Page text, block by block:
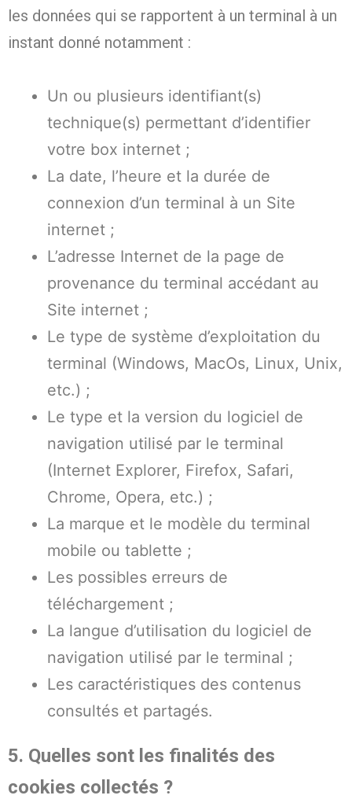
les données qui se rapportent à un terminal à un
instant donné notamment :
Un ou plusieurs identifiant(s)
technique(s) permettant d’identifier
votre box internet ;
La date, l’heure et la durée de
connexion d’un terminal à un Site
internet ;
L’adresse Internet de la page de
provenance du terminal accédant au
Site internet ;
Le type de système d’exploitation du
terminal (Windows, MacOs, Linux, Unix,
etc.) ;
Le type et la version du logiciel de
navigation utilisé par le terminal
(Internet Explorer, Firefox, Safari,
Chrome, Opera, etc.) ;
La marque et le modèle du terminal
mobile ou tablette ;
Les possibles erreurs de
téléchargement ;
La langue d’utilisation du logiciel de
navigation utilisé par le terminal ;
Les caractéristiques des contenus
consultés et partagés.
5. Quelles sont les finalités des
cookies collectés ?